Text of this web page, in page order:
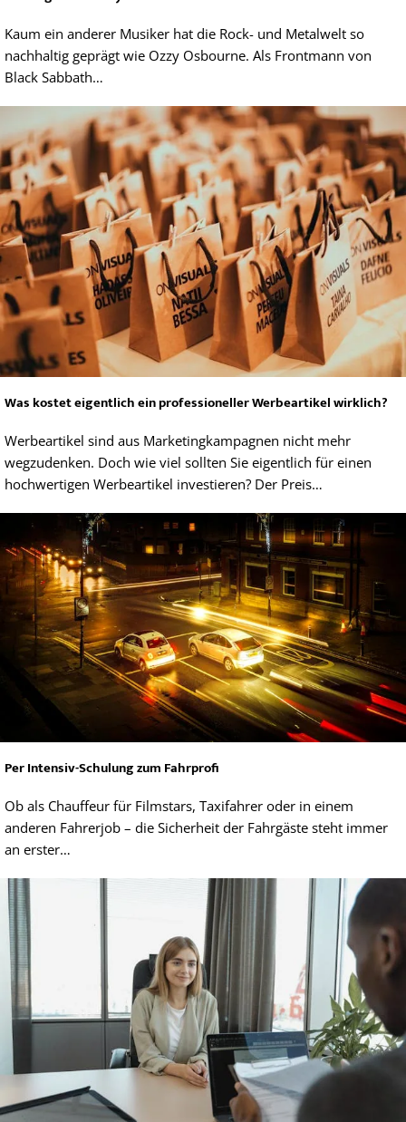
Kaum ein anderer Musiker hat die Rock- und Metalwelt so
nachhaltig geprägt wie Ozzy Osbourne. Als Frontmann von
Black Sabbath…
Was kostet eigentlich ein professioneller Werbeartikel wirklich?
Werbeartikel sind aus Marketingkampagnen nicht mehr
wegzudenken. Doch wie viel sollten Sie eigentlich für einen
hochwertigen Werbeartikel investieren? Der Preis…
Per Intensiv-Schulung zum Fahrprofi
Ob als Chauffeur für Filmstars, Taxifahrer oder in einem
anderen Fahrerjob – die Sicherheit der Fahrgäste steht immer
an erster…